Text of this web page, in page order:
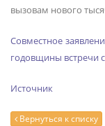
вызовам нового
Совместное
годовщины встречи
Источник
Вернуться к списку